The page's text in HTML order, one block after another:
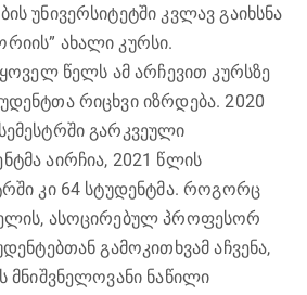
უნივერსიტეტში კვლავ გაიხსნა
ახალი კურსი.
წელს ამ არჩევით კურსზე
რიცხვი იზრდება. 2020
გარკვეული
აირჩია, 2021 წლის
კი 64 სტუდენტმა. როგორც
ასოცირებულ პროფესორ
გამოკითხვამ აჩვენა,
მნიშვნელოვანი ნაწილი